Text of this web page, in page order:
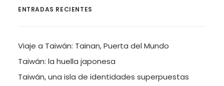
ENTRADAS RECIENTES
Viaje a Taiwán: Tainan, Puerta del Mundo
Taiwán: la huella japonesa
Taiwán, una isla de identidades superpuestas